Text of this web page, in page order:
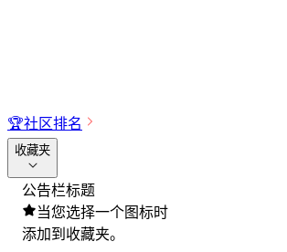
🏆社区排名
收藏夹
公告栏标题
当您选择一个图标时
添加到收藏夹。